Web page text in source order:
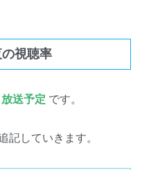
視聴率
送予定 です。
記していきます。